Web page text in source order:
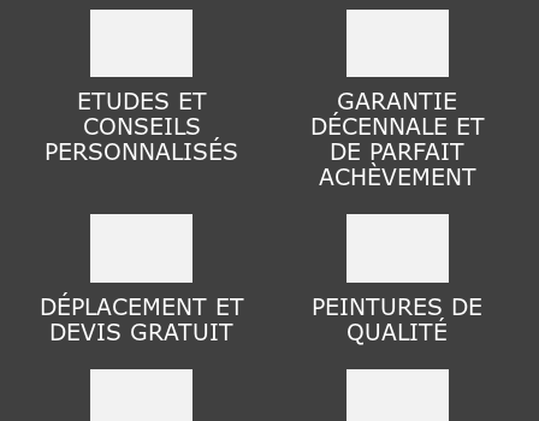
ETUDES ET
CONSEILS
PERSONNALISÉS
GARANTIE
DÉCENNALE ET
DE PARFAIT
ACHÈVEMENT
DÉPLACEMENT ET
DEVIS GRATUIT
PEINTURES DE
QUALITÉ